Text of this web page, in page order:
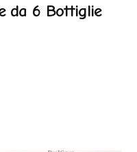
da 6 Bottiglie